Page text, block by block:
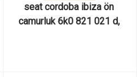
seat cordoba ibiza ön
camurluk 6k0 821 021 d,